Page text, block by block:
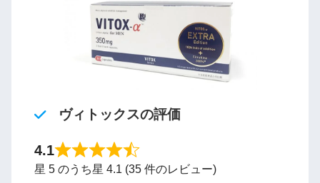
ヴィトックスの評価
4.1
星 5 のうち星 4.1 (35 件のレビュー)